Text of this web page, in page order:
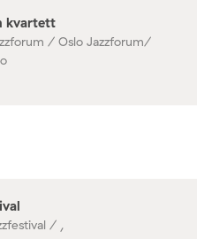
kvartett
/ Oslo Jazzforum/
/ ,